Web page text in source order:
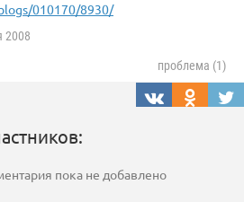
010170/8930/
2008
проблема (1)
пока не добавлено